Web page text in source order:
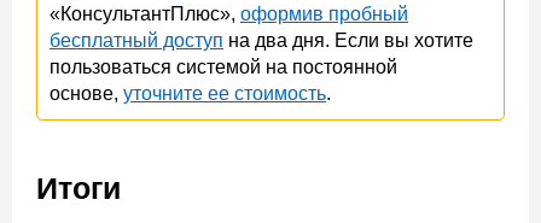
«КонсультантПлюс», оформив пробный
бесплатный доступ на два дня. Если вы хотите
пользоваться системой на постоянной
основе, уточните ее стоимость.
Итоги